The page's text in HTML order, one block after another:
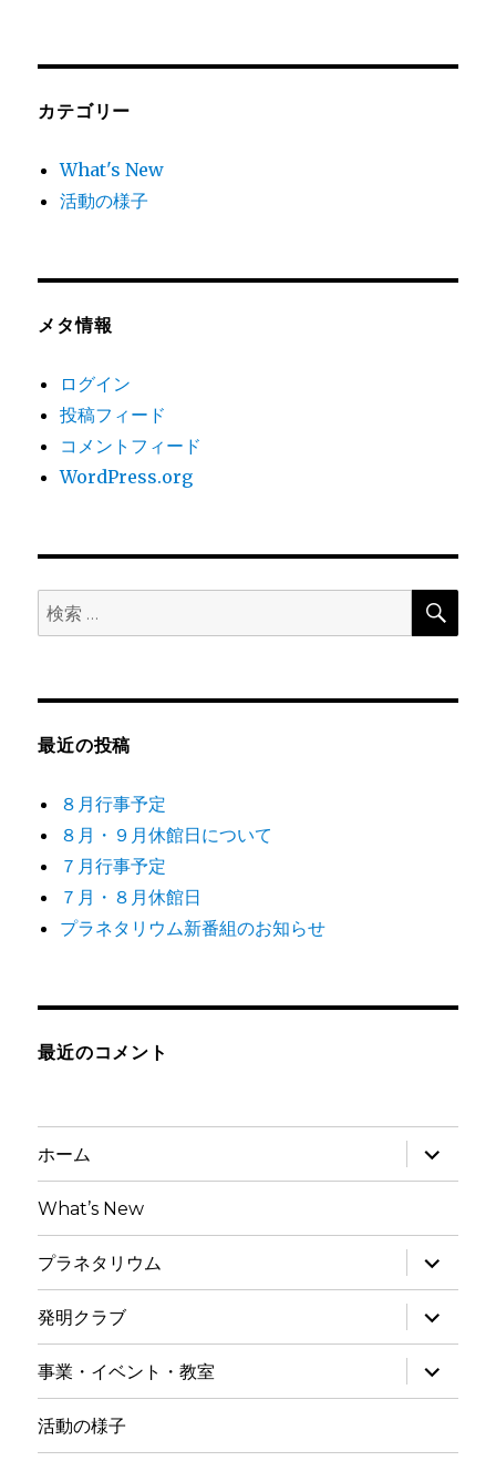
カテゴリー
What's New
活動の様子
メタ情報
ログイン
投稿フィード
コメントフィード
WordPress.org
検
索:
検
最近の投稿
８月行事予定
８月・９月休館日について
７月行事予定
７月・８月休館日
プラネタリウム新番組のお知らせ
最近のコメント
ホーム
サ
ブ
メ
ー
を
展
開
What’s New
プラネタリウム
サ
ブ
メ
ニ
ュ
ー
を
展
開
発明クラブ
サ
ブ
メ
ニ
ュ
ー
開
事業・イベント・教室
サ
ブ
メ
ー
活動の様子